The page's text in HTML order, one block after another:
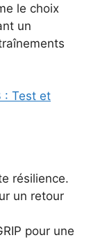
le choix
un
: Test et
résilience.
un retour
pour une